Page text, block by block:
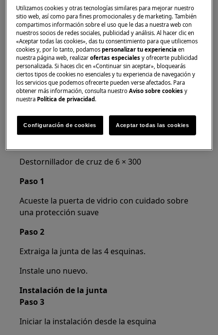
para electrodomésticos pesados son necesarias dos
personas para moverlos.
Utilice siempre guantes de seguridad y calzado
cerrado.
Tenga en cuenta que la autoreparación o la
reparación no profesional pueden tener
consecuencias para la seguridad si no se realizan
correctamente.
Cómo cambiar las bisagras
Destornillador de cruz de 6 × 300
Paso 1
Acueste la puerta de vidrio con cuidado sobre
una protección suave
Paso 2
Extraiga la junta de las 4 esquinas.
Instale uno nuevo.
Instalación de la junta
Paso 3
Iniciar la instalación desde la esquina
Utilizamos cookies y otras tecnologías similares para mejorar nuestro
sitio web, así como para fines promocionales y de marketing. También
compartimos información sobre el uso que le das a nuestra web con
nuestros socios de redes sociales, publicidad y análisis. Al hacer clic en
«Aceptar todas las cookies», das tu consentimiento para que utilicemos
cookies y, por lo tanto, podamospersonalizar tu experienciaen
nuestra página web, realizarofertas especiales y ofrecerte publicidad
personalizada. Si haces clic en «Continuar sin aceptar», bloquearás
ciertos tipos de cookies no esenciales y tu experiencia de navegación y
los servicios que podemos ofrecerte pueden verse afectados. Para
obtener más información, consulta nuestroAviso sobre cookies y
nuestra Política de privacidad .
Configuración de cookies Aceptar todas las cookies